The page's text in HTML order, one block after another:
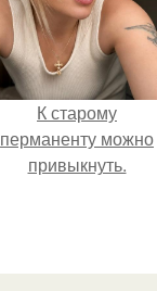
К старому
перманенту можно
привыкнуть.